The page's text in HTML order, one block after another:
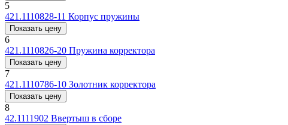
5
421.1110828-11 Корпус пружины
Показать цену
6
421.1110826-20 Пружина корректора
Показать цену
7
421.1110786-10 Золотник корректора
Показать цену
8
42.1111902 Ввертыш в сборе